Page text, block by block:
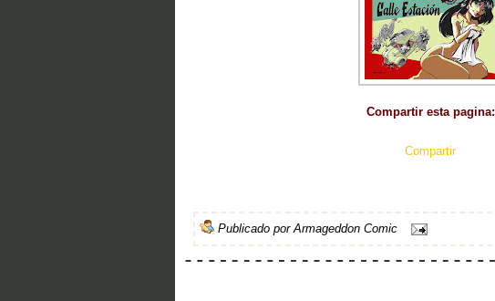
Compartir esta pagina:
Compartir
Publicado porArmageddon Comic